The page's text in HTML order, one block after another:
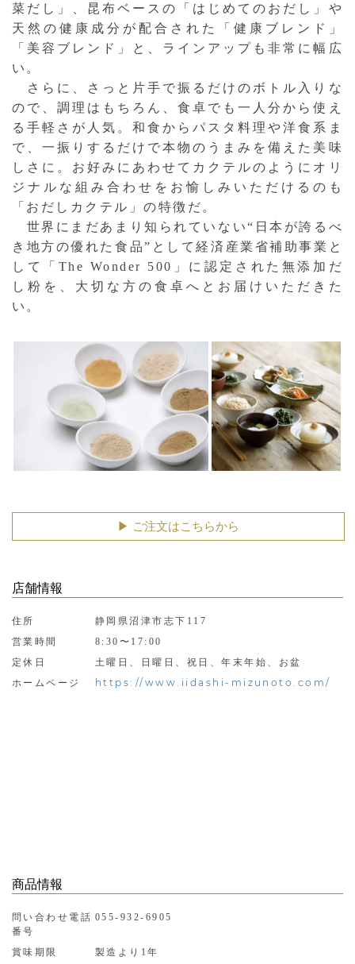
菜だし」、昆布ベースの「はじめてのおだし」や
天然の健康成分が配合された「健康ブレンド」
「美容ブレンド」と、ラインアップも非常に幅広
い。
さらに、さっと片手で振るだけのボトル入りな
ので、調理はもちろん、食卓でも一人分から使え
る手軽さが人気。和食からパスタ料理や洋食系ま
で、一振りするだけで本物のうまみを備えた美味
しさに。お好みにあわせてカクテルのようにオリ
ジナルな組み合わせをお愉しみいただけるのも
「おだしカクテル」の特徴だ。
世界にまだあまり知られていない“日本が誇るべ
き地方の優れた食品”として経済産業省補助事業と
して「The Wonder 500」に認定された無添加だ
し粉を、大切な方の食卓へとお届けいただきた
い。
▶︎ ご注文はこちらから
店舗情報
住所
静岡県沼津市志下117
営業時間
8:30〜17:00
定休日
土曜日、日曜日、祝日、年末年始、お盆
ホームページ
https://www.iidashi-mizunoto.com/
商品情報
問い合わせ電話
番号
055-932-6905
賞味期限 製造より1年